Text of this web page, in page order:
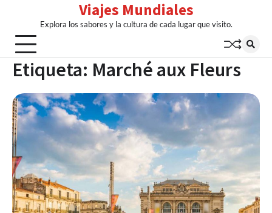
content
Viajes Mundiales
Explora los sabores y la cultura de cada lugar que visito.
Etiqueta: Marché aux Fleurs